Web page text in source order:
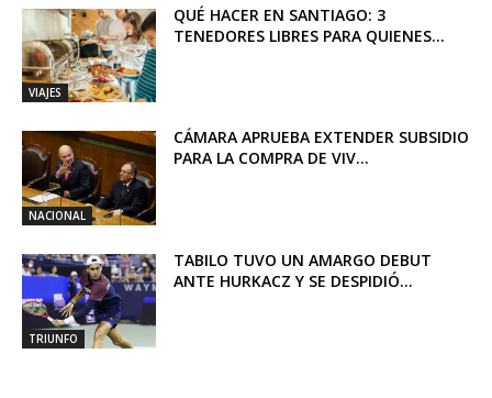
VIAJES
QUÉ HACER EN SANTIAGO: 3
TENEDORES LIBRES PARA QUIENES...
NACIONAL
CÁMARA APRUEBA EXTENDER SUBSIDIO
PARA LA COMPRA DE VIV...
TRIUNFO
TABILO TUVO UN AMARGO DEBUT
ANTE HURKACZ Y SE DESPIDIÓ...